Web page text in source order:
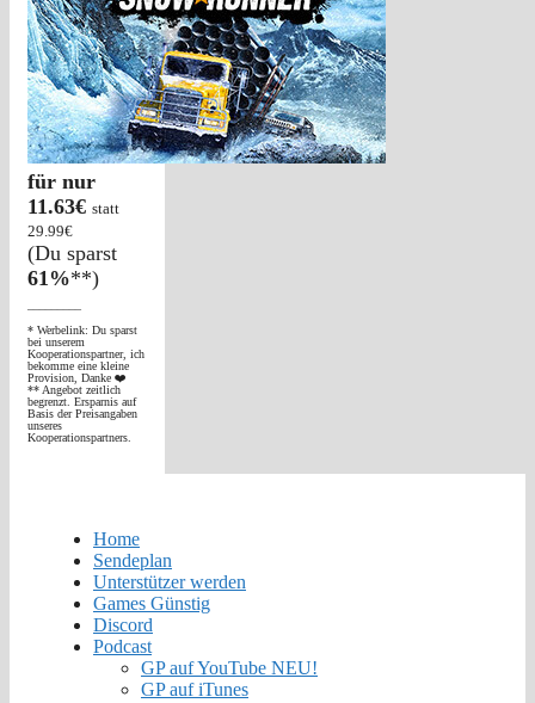
für nur
11.63€ statt
29.99€
(Du sparst
61%**)
* Werbelink: Du sparst
bei unserem
Kooperationspartner, ich
bekomme eine kleine
Provision, Danke ❤️
** Angebot zeitlich
begrenzt. Ersparnis auf
Basis der Preisangaben
unseres
Kooperationspartners.
Home
Sendeplan
Unterstützer werden
Games Günstig
Discord
Podcast
GP auf YouTube NEU!
GP auf iTunes